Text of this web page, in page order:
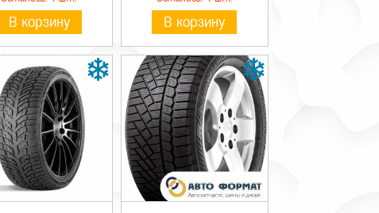
В корзину В корзину